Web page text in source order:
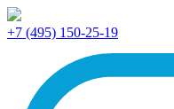
+7 (495) 150-25-19